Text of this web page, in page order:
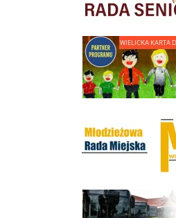
link do strony - Wielicka
link do strony Wielickiej